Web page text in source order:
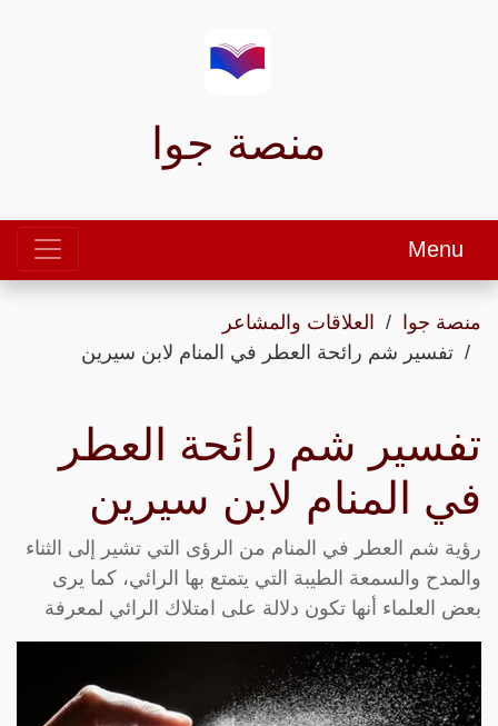
منصة جوا
Menu
منصة جوا
العلاقات والمشاعر
تفسير شم رائحة العطر في المنام لابن سيرين
تفسير شم رائحة العطر
في المنام لابن سيرين
رؤية شم العطر في المنام من الرؤى التي تشير إلى الثناء
والمدح والسمعة الطيبة التي يتمتع بها الرائي، كما يرى
بعض العلماء أنها تكون دلالة على امتلاك الرائي لمعرفة